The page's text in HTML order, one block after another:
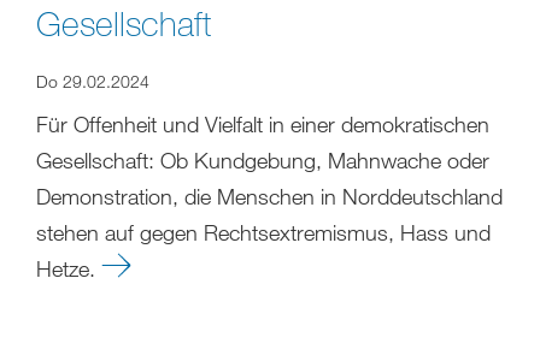
Gesellschaft
Do 29.02.2024
Für Offenheit und Vielfalt in einer demokratischen
Gesellschaft: Ob Kundgebung, Mahnwache oder
Demonstration, die Menschen in Norddeutschland
stehen auf gegen Rechtsextremismus, Hass und
Hetze.